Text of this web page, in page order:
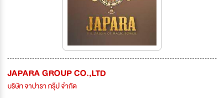
JAPARA GROUP CO.,LTD
บริษัท จาปารา กรุ๊ป จำกัด